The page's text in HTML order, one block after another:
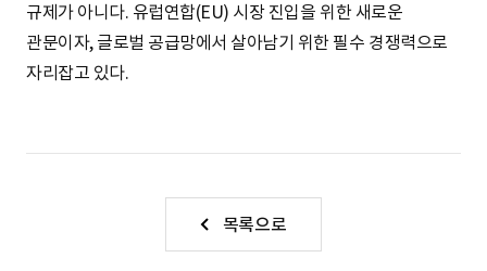
규제가 아니다. 유럽연합(EU) 시장 진입을 위한 새로운
관문이자, 글로벌 공급망에서 살아남기 위한 필수 경쟁력으로
자리잡고 있다.
목록으로